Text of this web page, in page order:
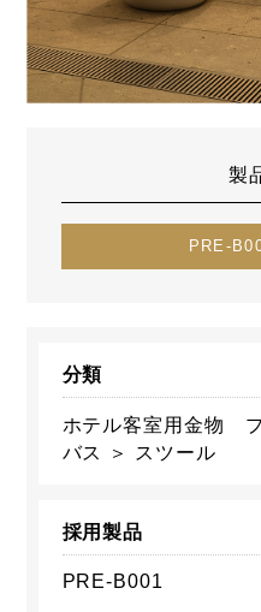
製
PRE-
分類
ホテル客室用金物
バス ＞ スツール
採用製品
PRE-B001